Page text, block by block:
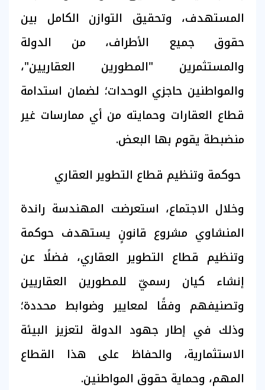
المستهدف، وتحقيق التوازن الكامل بين
حقوق جميع الأطراف، من الدولة
والمستثمرين "المطورين العقاريين"،
والمواطنين حاجزي الوحدات؛ لضمان استدامة
قطاع العقارات وحمايته من أي ممارسات غير
منضبطة يقوم بها البعض.
حوكمة وتنظيم قطاع التطوير العقاري
وخلال الاجتماع، استعرضت المهندسة راندة
المنشاوي مشروع قانونٍ يستهدف حوكمة
وتنظيم قطاع التطوير العقاري، فضلًا عن
إنشاء كيان رسميّ للمطورين العقاريين
وتصنيفهم وفقًا لمعايير وضوابط محددة؛
وذلك في إطار جهود الدولة لتعزيز البيئة
الاستثمارية، والحفاظ على هذا القطاع
المهم، وحماية حقوق المواطنين.